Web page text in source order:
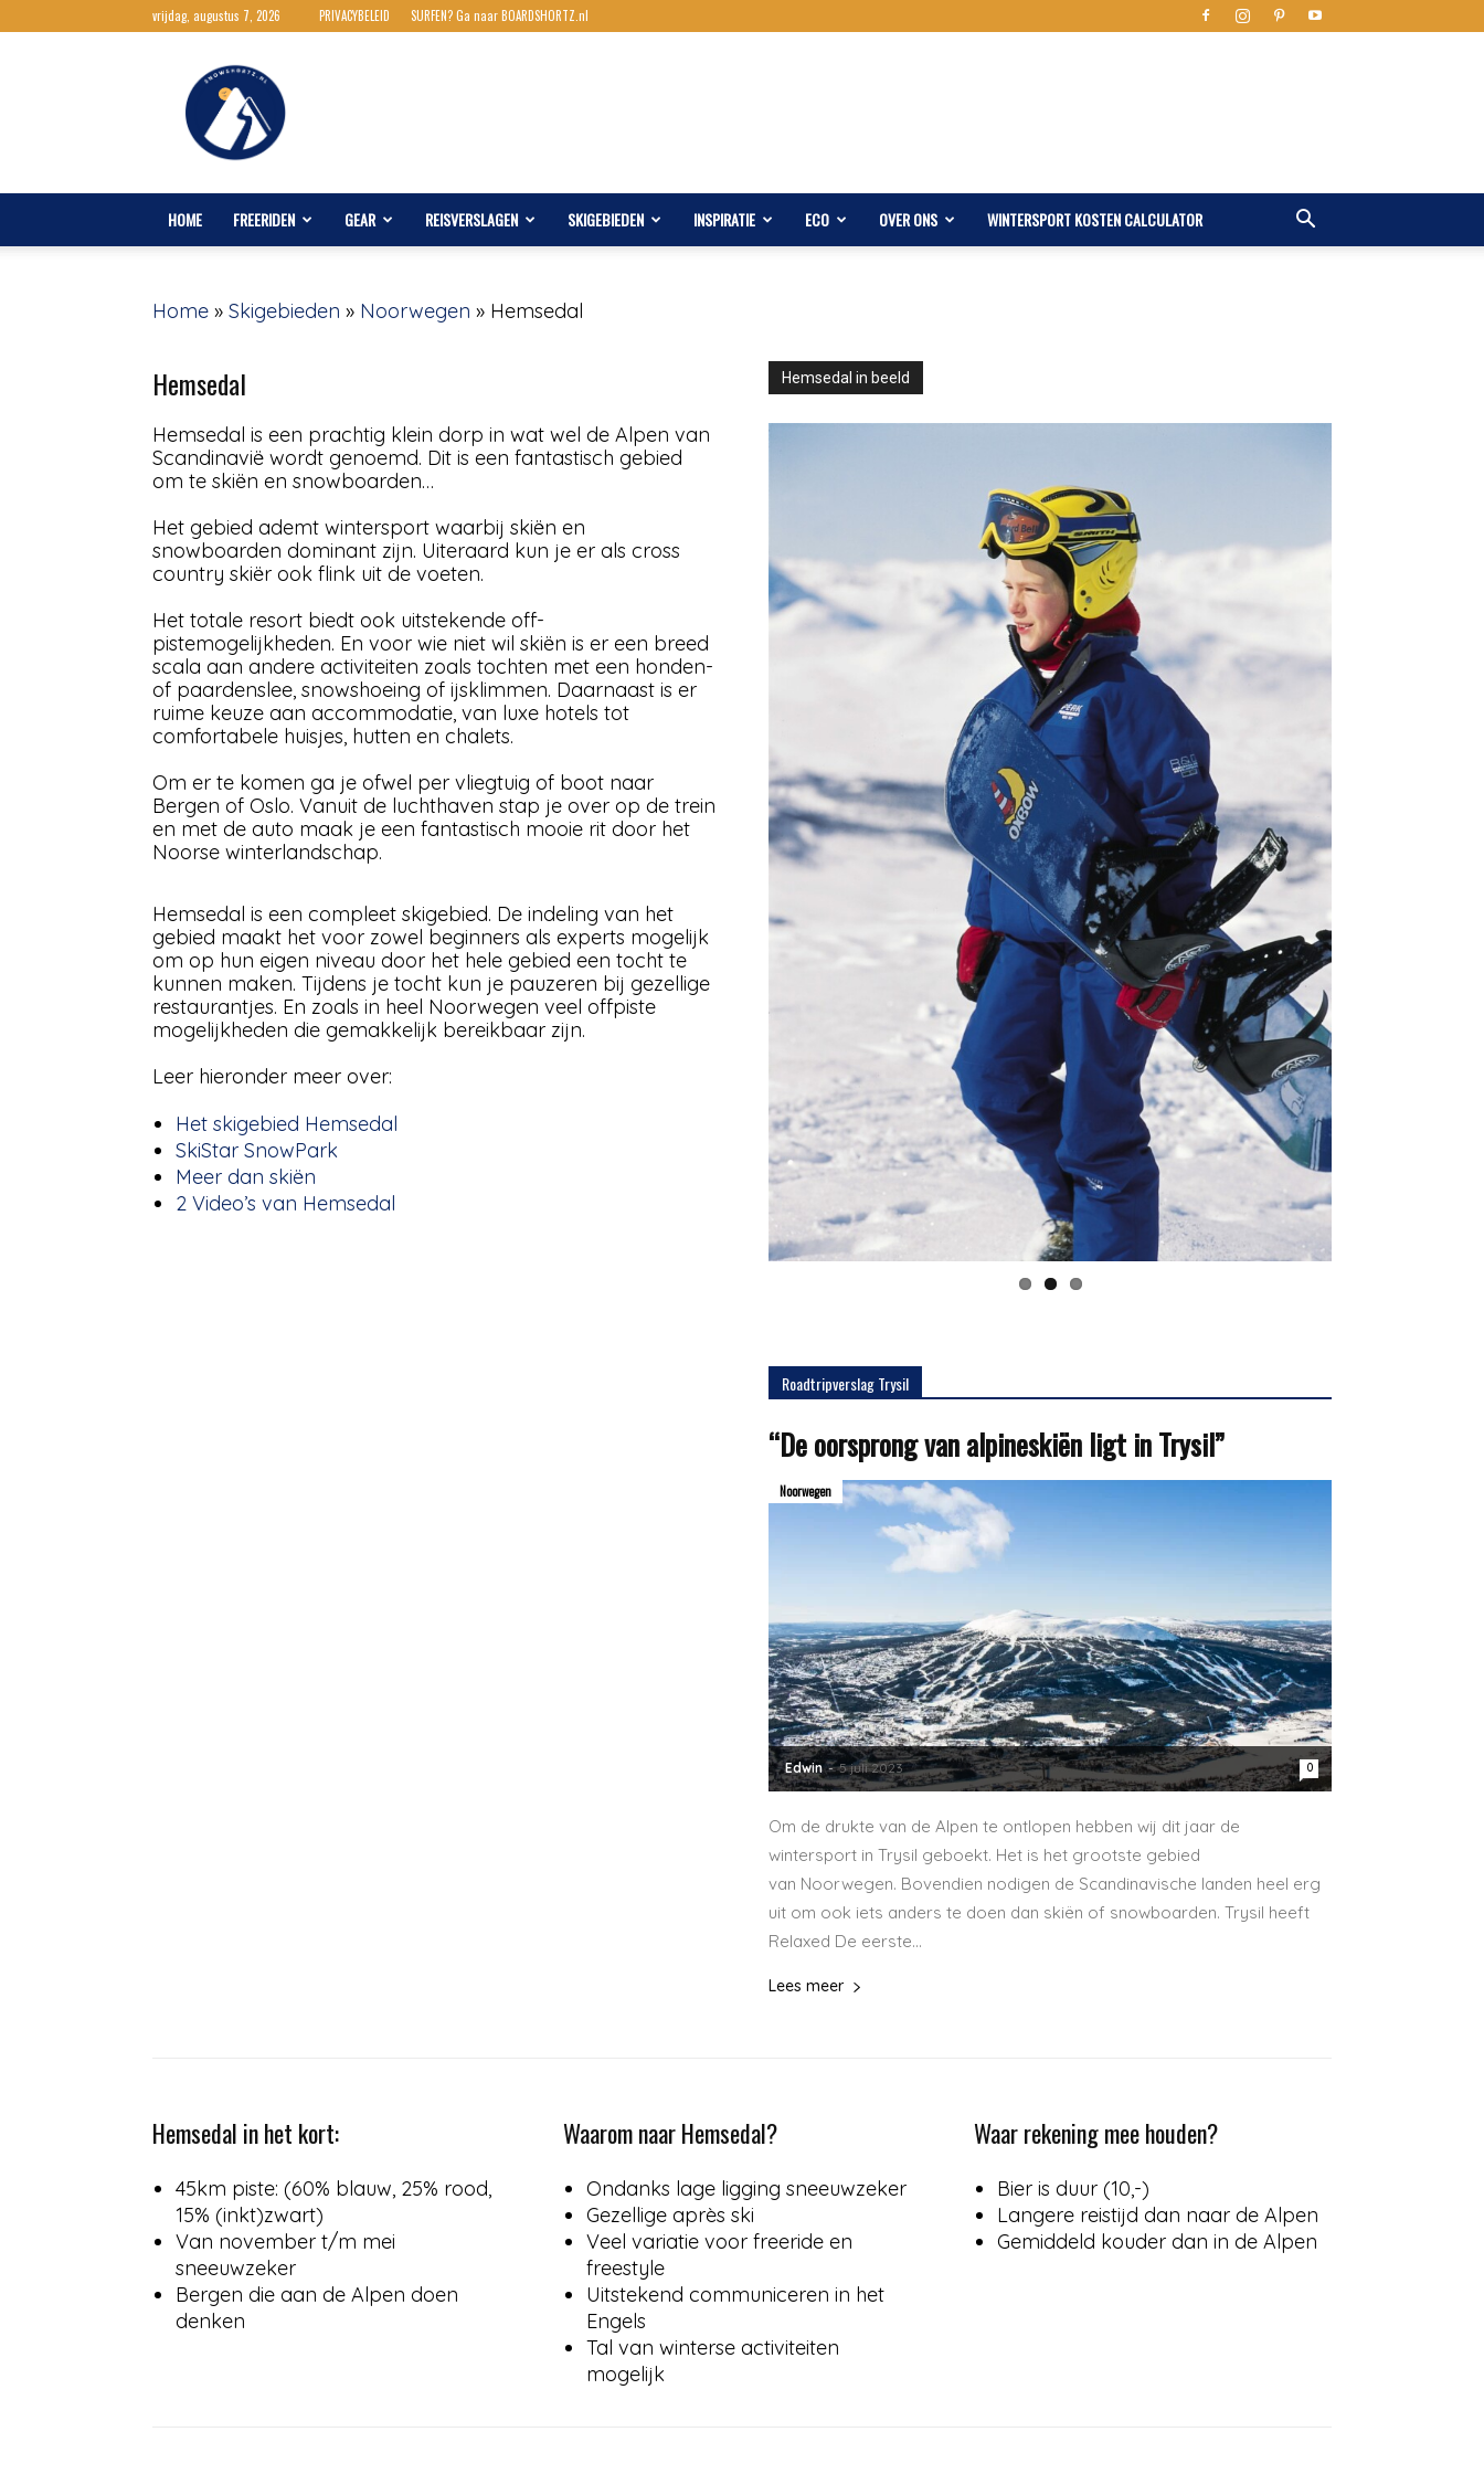
vrijdag, augustus 7, 2026 PRIVACYBELEID SURFEN? Ga naar BOARDSHORTZ.nl
Snowshortz.nl
HOME FREERIDEN GEAR REISVERSLAGEN SKIGEBIEDEN INSPIRATIE ECO OVER ONS WINTERSPORT KOSTEN CALCULATOR
Home » Skigebieden » Noorwegen » Hemsedal
Hemsedal
Hemsedal is een prachtig klein dorp in wat wel de Alpen van
Scandinavië wordt genoemd. Dit is een fantastisch gebied
om te skiën en snowboarden…
Het gebied ademt wintersport waarbij skiën en
snowboarden dominant zijn. Uiteraard kun je er als cross
country skiër ook flink uit de voeten.
Het totale resort biedt ook uitstekende off-
pistemogelijkheden. En voor wie niet wil skiën is er een breed
scala aan andere activiteiten zoals tochten met een honden-
of paardenslee, snowshoeing of ijsklimmen. Daarnaast is er
ruime keuze aan accommodatie, van luxe hotels tot
comfortabele huisjes, hutten en chalets.
Om er te komen ga je ofwel per vliegtuig of boot naar
Bergen of Oslo. Vanuit de luchthaven stap je over op de trein
en met de auto maak je een fantastisch mooie rit door het
Noorse winterlandschap.
Hemsedal is een compleet skigebied. De indeling van het
gebied maakt het voor zowel beginners als experts mogelijk
om op hun eigen niveau door het hele gebied een tocht te
kunnen maken. Tijdens je tocht kun je pauzeren bij gezellige
restaurantjes. En zoals in heel Noorwegen veel offpiste
mogelijkheden die gemakkelijk bereikbaar zijn.
Leer hieronder meer over:
Het skigebied Hemsedal
SkiStar SnowPark
Meer dan skiën
2 Video’s van Hemsedal
Hemsedal in beeld
Roadtripverslag Trysil
“De oorsprong van alpineskiën ligt in Trysil”
Edwin - 5 juli 2023 0
Noorwegen
Om de drukte van de Alpen te ontlopen hebben wij dit jaar de
wintersport in Trysil geboekt. Het is het grootste gebied
van Noorwegen. Bovendien nodigen de Scandinavische landen heel erg
uit om ook iets anders te doen dan skiën of snowboarden. Trysil heeft
Relaxed De eerste...
Lees meer
Hemsedal in het kort:
45km piste: (60% blauw, 25% rood,
15% (inkt)zwart)
Van november t/m mei
sneeuwzeker
Bergen die aan de Alpen doen
denken
Waarom naar Hemsedal?
Ondanks lage ligging sneeuwzeker
Gezellige après ski
Veel variatie voor freeride en
freestyle
Uitstekend communiceren in het
Engels
Tal van winterse activiteiten
mogelijk
Waar rekening mee houden?
Bier is duur (10,-)
Langere reistijd dan naar de Alpen
Gemiddeld kouder dan in de Alpen